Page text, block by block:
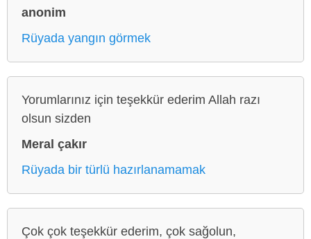
anonim
Rüyada yangın görmek
Yorumlarınız için teşekkür ederim Allah razı
olsun sizden
Meral çakır
Rüyada bir türlü hazırlanamamak
Çok çok teşekkür ederim, çok sağolun,